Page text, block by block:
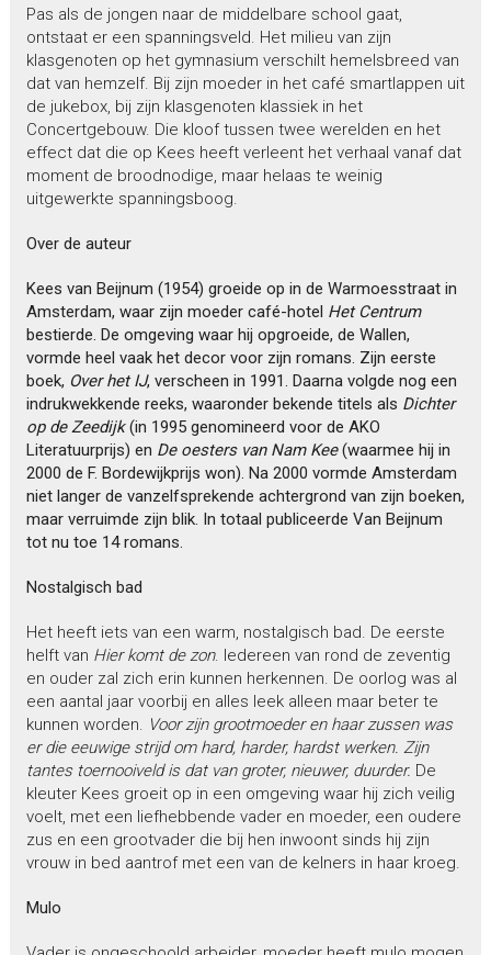
Pas als de jongen naar de middelbare school gaat,
ontstaat er een spanningsveld. Het milieu van zijn
klasgenoten op het gymnasium verschilt hemelsbreed van
dat van hemzelf. Bij zijn moeder in het café smartlappen uit
de jukebox, bij zijn klasgenoten klassiek in het
Concertgebouw. Die kloof tussen twee werelden en het
effect dat die op Kees heeft verleent het verhaal vanaf dat
moment de broodnodige, maar helaas te weinig
uitgewerkte spanningsboog.
Over de auteur
Kees van Beijnum (1954) groeide op in de Warmoesstraat in
Amsterdam, waar zijn moeder café-hotel Het Centrum
bestierde. De omgeving waar hij opgroeide, de Wallen,
vormde heel vaak het decor voor zijn romans. Zijn eerste
boek, Over het IJ, verscheen in 1991. Daarna volgde nog een
indrukwekkende reeks, waaronder bekende titels als Dichter
op de Zeedijk(in 1995 genomineerd voor de AKO
Literatuurprijs) en De oesters van Nam Kee(waarmee hij in
2000 de F. Bordewijkprijs won). Na 2000 vormde Amsterdam
niet langer de vanzelfsprekende achtergrond van zijn boeken,
maar verruimde zijn blik. In totaal publiceerde Van Beijnum
tot nu toe 14 romans.
Nostalgisch bad
Het heeft iets van een warm, nostalgisch bad. De eerste
helft van Hier komt de zon. Iedereen van rond de zeventig
en ouder zal zich erin kunnen herkennen. De oorlog was al
een aantal jaar voorbij en alles leek alleen maar beter te
kunnen worden. Voor zijn grootmoeder en haar zussen was
er die eeuwige strijd om hard, harder, hardst werken. Zijn
tantes toernooiveld is dat van groter, nieuwer, duurder. De
kleuter Kees groeit op in een omgeving waar hij zich veilig
voelt, met een liefhebbende vader en moeder, een oudere
zus en een grootvader die bij hen inwoont sinds hij zijn
vrouw in bed aantrof met een van de kelners in haar kroeg.
Mulo